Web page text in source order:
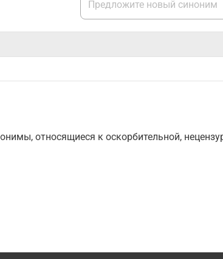
относящиеся к оскорбительной,